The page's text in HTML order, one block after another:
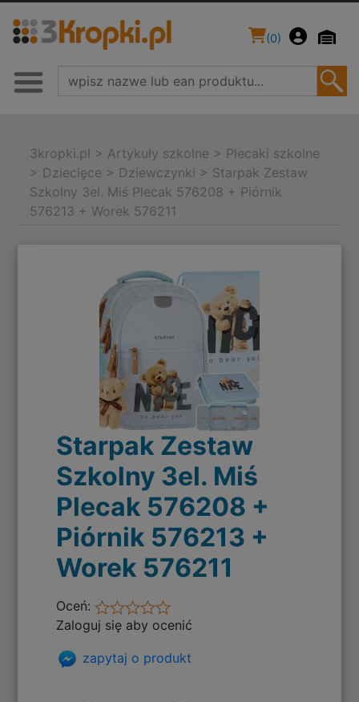
(0)
3kropki.pl > Artykuły szkolne > Plecaki szkolne
> Dziecięce > Dziewczynki > Starpak Zestaw
Szkolny 3el. Miś Plecak 576208 + Piórnik
576213 + Worek 576211
Starpak Zestaw
Szkolny 3el. Miś
Plecak 576208 +
Piórnik 576213 +
Worek 576211
Oceń:
Zaloguj się aby ocenić
zapytaj o produkt